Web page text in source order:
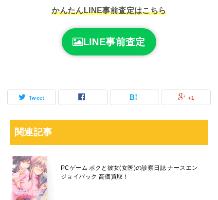
かんたんLINE事前査定はこちら
LINE事前査定
Tweet +1
関連記事
PCゲーム ボクと彼女(女医)の診察日誌 ナースエン
ジョイパック 高価買取！